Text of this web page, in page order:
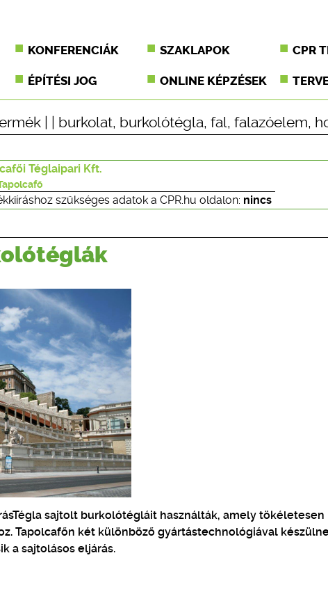
KONFERENCIÁK SZAKLAPOK CPR
ÉPÍTÉSI JOG ONLINE KÉPZÉSEK
burkolat, burkolótégla, fal, falazóelem,
Téglaipari Kft.
szükséges adatok a CPR.hu oldalon: nincs
sajtolt burkolótégláit használták, amely tökéletesen
Tapolcafőn két különböző gyártástechnológiával
a sajtolásos eljárás.